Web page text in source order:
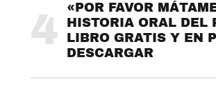
4
«POR FAVOR
HISTORIA ORAL DEL
LIBRO GRATIS Y EN
DESCARGAR